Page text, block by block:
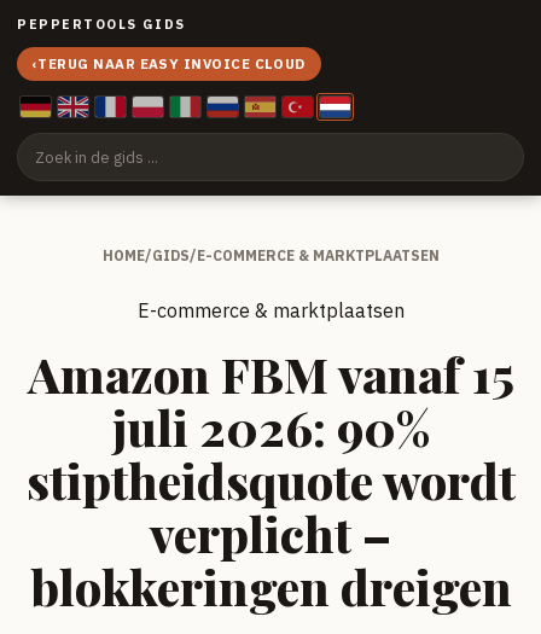
PEPPERTOOLS GIDS
‹TERUG NAAR EASY INVOICE CLOUD
HOME/GIDS/E-COMMERCE & MARKTPLAATSEN
E-commerce & marktplaatsen
Amazon FBM vanaf 15
juli 2026: 90%
stiptheidsquote wordt
verplicht –
blokkeringen dreigen